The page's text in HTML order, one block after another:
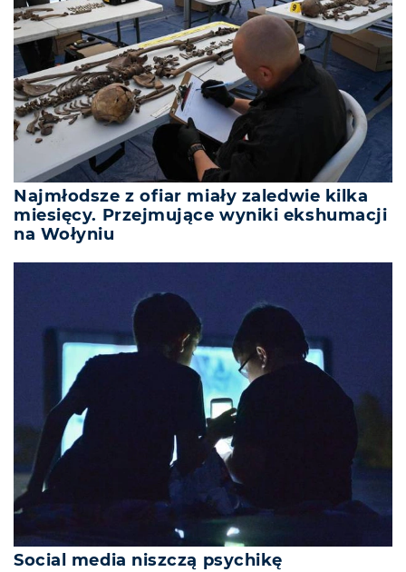
Najmłodsze z ofiar miały zaledwie kilka
miesięcy. Przejmujące wyniki ekshumacji
na Wołyniu
Social media niszczą psychikę